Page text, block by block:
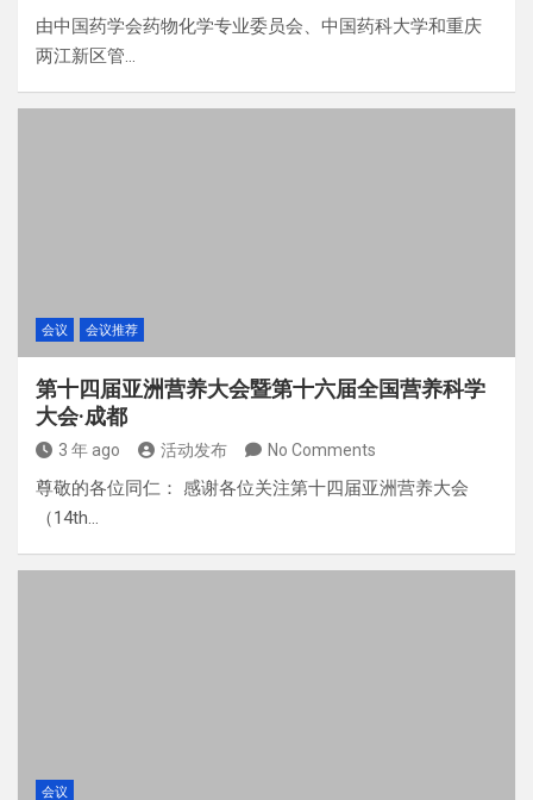
由中国药学会药物化学专业委员会、中国药科大学和重庆
两江新区管…
会议 会议推荐
第十四届亚洲营养大会暨第十六届全国营养科学
大会·成都
3 年 ago 活动发布 No Comments
尊敬的各位同仁： 感谢各位关注第十四届亚洲营养大会
（14th…
会议